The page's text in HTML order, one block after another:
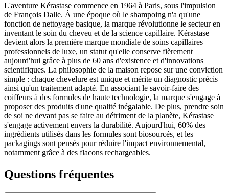
L'aventure Kérastase commence en 1964 à Paris, sous l'impulsion
de François Dalle. À une époque où le shampoing n'a qu'une
fonction de nettoyage basique, la marque révolutionne le secteur en
inventant le soin du cheveu et de la science capillaire. Kérastase
devient alors la première marque mondiale de soins capillaires
professionnels de luxe, un statut qu'elle conserve fièrement
aujourd'hui grâce à plus de 60 ans d'existence et d'innovations
scientifiques. La philosophie de la maison repose sur une conviction
simple : chaque chevelure est unique et mérite un diagnostic précis
ainsi qu'un traitement adapté. En associant le savoir-faire des
coiffeurs à des formules de haute technologie, la marque s'engage à
proposer des produits d'une qualité inégalable. De plus, prendre soin
de soi ne devant pas se faire au détriment de la planète, Kérastase
s'engage activement envers la durabilité. Aujourd'hui, 60% des
ingrédients utilisés dans les formules sont biosourcés, et les
packagings sont pensés pour réduire l'impact environnemental,
notamment grâce à des flacons rechargeables.
Questions fréquentes